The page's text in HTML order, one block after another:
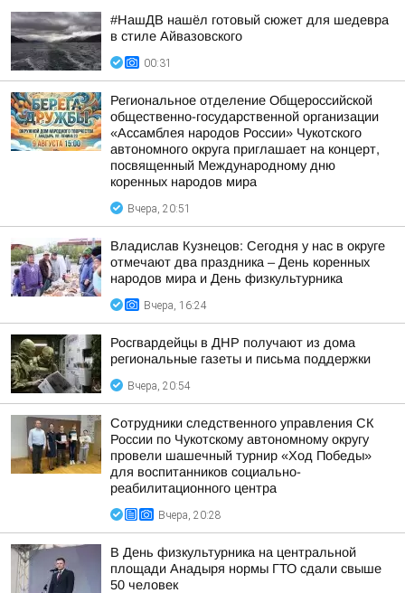
#НашДВ нашёл готовый сюжет для шедевра
в стиле Айвазовского
00:31
Региональное отделение Общероссийской
общественно-государственной организации
«Ассамблея народов России» Чукотского
автономного округа приглашает на концерт,
посвященный Международному дню
коренных народов мира
Вчера, 20:51
Владислав Кузнецов: Сегодня у нас в округе
отмечают два праздника – День коренных
народов мира и День физкультурника
Вчера, 16:24
Росгвардейцы в ДНР получают из дома
региональные газеты и письма поддержки
Вчера, 20:54
Сотрудники следственного управления СК
России по Чукотскому автономному округу
провели шашечный турнир «Ход Победы»
для воспитанников социально-
реабилитационного центра
Вчера, 20:28
В День физкультурника на центральной
площади Анадыря нормы ГТО сдали свыше
50 человек